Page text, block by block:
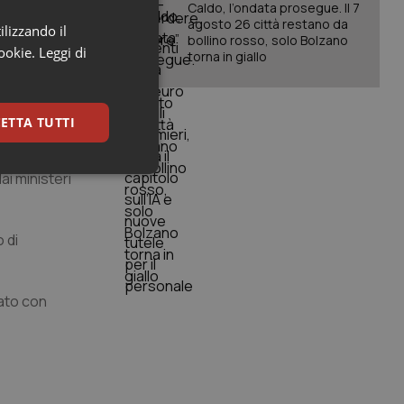
del
e di
a
salute.
ministeri
di
con
Caldo, l’ondata prosegue. Il 7
agosto 26 città restano da
bollino rosso, solo Bolzano
torna in giallo
il
Leggi di
TUTTI